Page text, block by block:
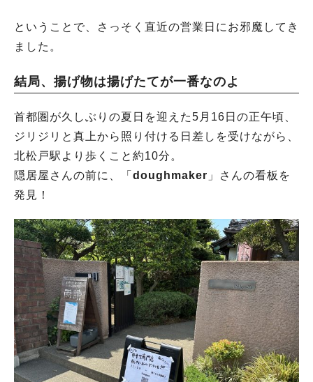
ということで、さっそく直近の営業日にお邪魔してき
ました。
結局、揚げ物は揚げたてが一番なのよ
首都圏が久しぶりの夏日を迎えた5月16日の正午頃、
ジリジリと真上から照り付ける日差しを受けながら、
北松戸駅より歩くこと約10分。
隠居屋さんの前に、「 doughmaker 」さんの看板を
発見！